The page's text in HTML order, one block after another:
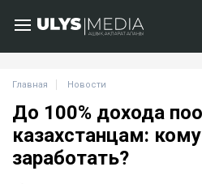
Главная Новости
До 100% дохода
казахстанцам:
заработать?